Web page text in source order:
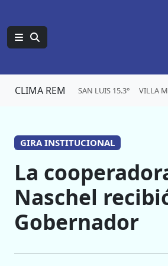
CLIMA REM SAN LUIS 15.3° VILLA
GIRA INSTITUCIONAL
La
Naschel
Gobernador